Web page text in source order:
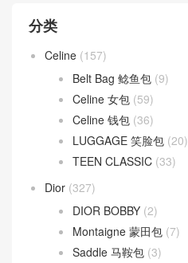
分类
Celine (157)
Belt Bag 鲶鱼包 (9)
Celine 女包 (59)
Celine 钱包 (36)
LUGGAGE 笑脸包 (20)
TEEN CLASSIC (33)
Dior (327)
DIOR BOBBY (2)
Montaigne 蒙田包 (7)
Saddle 马鞍包 (3)